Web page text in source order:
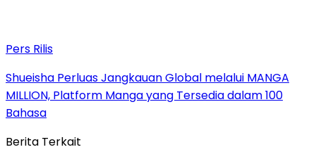
Pers Rilis
Shueisha Perluas Jangkauan Global melalui MANGA
MILLION, Platform Manga yang Tersedia dalam 100
Bahasa
Berita Terkait